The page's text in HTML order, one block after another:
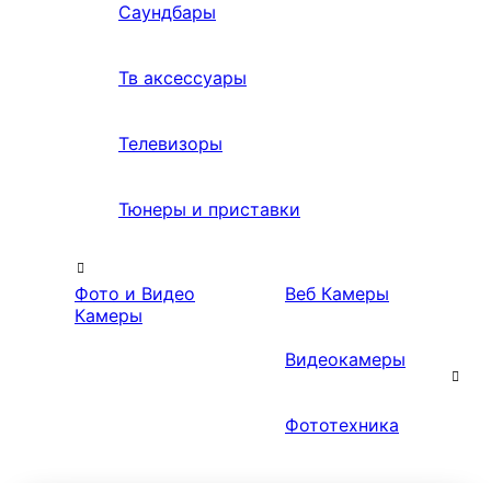
Саундбары
Тв аксессуары
Телевизоры
Тюнеры и приставки
Фото и Видео
Камеры
Веб Камеры
Видеокамеры
Фототехника